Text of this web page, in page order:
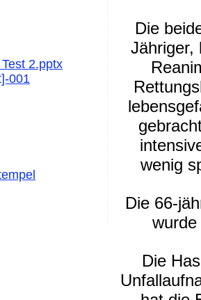
Die
Jähriger,
wenig
Die 66-
Die